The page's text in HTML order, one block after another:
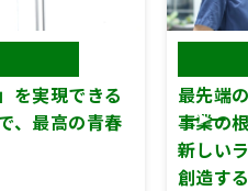
を実現できる
、最高の青春
最先端
事業の
新しい
創造す